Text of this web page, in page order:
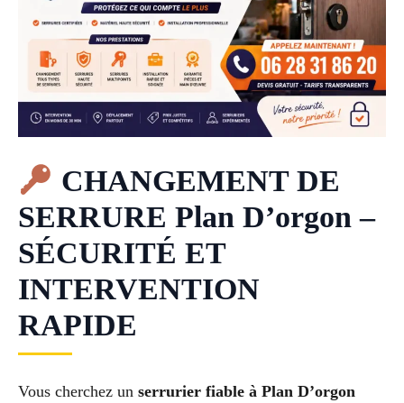
CHANGEMENT DE
SERRURE Plan D’orgon –
SÉCURITÉ ET
INTERVENTION
RAPIDE
Vous cherchez un serrurier fiable à Plan D’orgon